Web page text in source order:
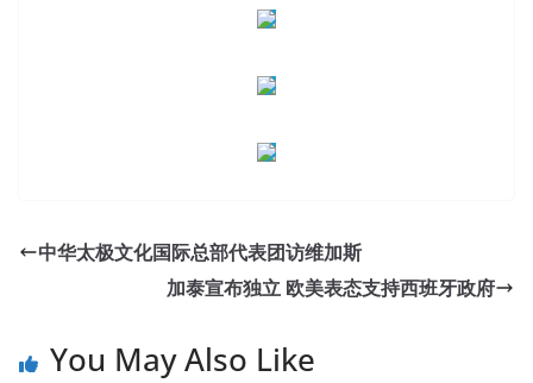
中华太极文化国际总部代表团访维加斯
加泰宣布独立 欧美表态支持西班牙政府
You May Also Like